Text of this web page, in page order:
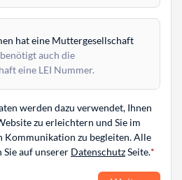
hat eine Muttergesellschaft
auch die
eine LEI Nummer.
werden dazu verwendet, Ihnen
zu erleichtern und Sie im
Kommunikation zu begleiten. Alle
auf unserer DatenschutzSeite.